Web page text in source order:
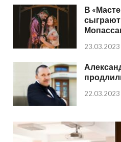
В
23.03.2023
22.03.2023